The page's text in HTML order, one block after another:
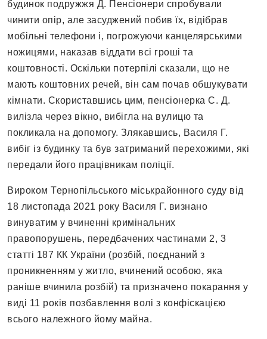
будинок подружжя Д. Пенсіонери спробували
чинити опір, але засуджений побив їх, відібрав
мобільні телефони і, погрожуючи канцелярськими
ножицями, наказав віддати всі гроші та
коштовності. Оскільки потерпілі сказали, що не
мають коштовних речей, він сам почав обшукувати
кімнати. Скориставшись цим, пенсіонерка С. Д.
вилізла через вікно, вибігла на вулицю та
покликала на допомогу. Злякавшись, Василя Г.
вибіг із будинку та був затриманий перехожими, які
передали його працівникам поліції.
Вироком Тернопільського міськрайонного суду від
18 листопада 2021 року Василя Г. визнано
винуватим у вчиненні кримінальних
правопорушень, передбачених частинами 2, 3
статті 187 КК України (розбій, поєднаний з
проникненням у житло, вчинений особою, яка
раніше вчинила розбій) та призначено покарання у
виді 11 років позбавлення волі з конфіскацією
всього належного йому майна.